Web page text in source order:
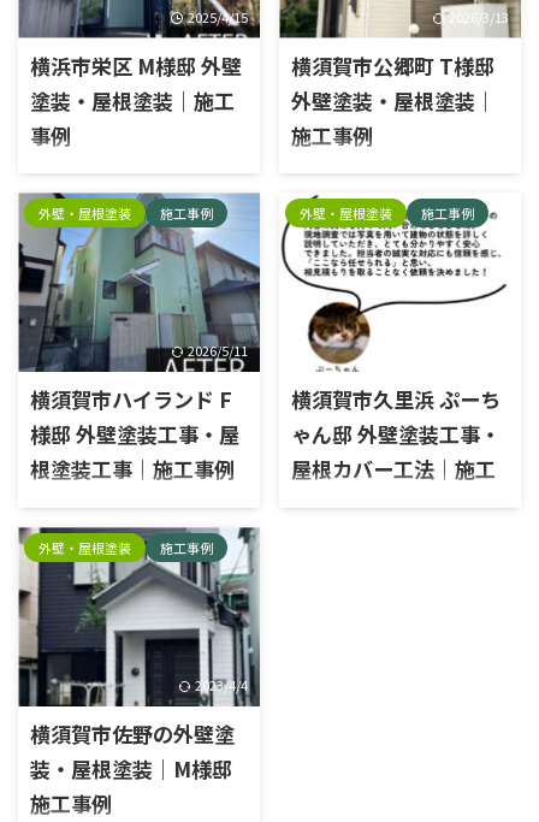
2025/4/15
横浜市栄区 M様邸 外壁
塗装・屋根塗装｜施工
事例
施工内容外壁塗装工事・屋根
塗装工事エリア横浜市栄区外
壁塗料種類：日本ペイント塗
料名：パーフェクトトップ屋根
塗料種類：日本ペイント塗料
名：パーフェクトベスト 施工
前 施工中 タスペーサー 屋根下
塗り 屋根中塗り 屋根上塗り 既
存シーリング撤去 既存シーリ
ング撤去 充填 プライマー塗布
ヘラ押さえ 水切りケレン 水切
り下塗り 水切り中塗り 水切り
上塗り 雨戸ケレン 雨戸下塗り
アケレン 玄関ドア下塗り 玄関
ドア中塗り 玄関ドア上塗り 雨
樋ケレン 雨樋上塗り1回目 雨
樋上塗り2回目 ...
2026/3/13
横須賀市公郷町 T様邸
外壁塗装・屋根塗装｜
施工事例
施工内容外壁塗装工事, 屋根塗
装工事, 防水工事エリア横須賀
市公郷外壁塗料種類：ラジカ
ル塗料塗料名：日本ペイント
パーフェクトトップ屋根塗料種
類：ラジカル塗料塗料名：日
本ペイント パーフェクトベス
ト 施工前 施工中 高圧洗浄 タス
ペーサー 屋根下塗り 屋根中塗
り 屋根上塗り 雨どいケレン 雨
どい上塗り1回目 雨どい上塗り
2回目 ベランダケレン ベラン
ダ脱脂 トップコート塗布 霧よ
外壁・屋根塗装 施工事例
2026/5/11
横須賀市ハイランド F
様邸 外壁塗装工事・屋
根塗装工事｜施工事例
施工前のお悩み 近隣の家が塗
り替えをしており、土地柄傷み
やすいとは思っていたが、自分
で点検することが出来なかっ
た。 当社を選んだ決め手は？
お隣のお家が昌栄で塗装をし
ているのを見ていて、間違いな
いと思ったので。 施工内容外
壁塗装工事・屋根塗装工事エ
リア横須賀市ハイランド外壁
塗料種類：日本ペイント塗料
名：外壁/パーフェクトトッ
プ 屋根/パーフェクトベスト
外壁・屋根塗装 施工事例
横須賀市久里浜 ぷーち
ゃん邸 外壁塗装工事・
屋根カバー工法｜施工
事例
外壁・屋根塗装 施工事例
2023/4/4
横須賀市佐野の外壁塗
装・屋根塗装｜M様邸
施工事例